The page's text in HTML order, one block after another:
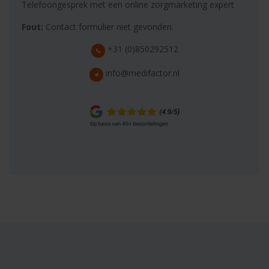
Telefoongesprek met een online zorgmarketing expert
Fout: Contact formulier niet gevonden.
+31 (0)850292512
info@medifactor.nl